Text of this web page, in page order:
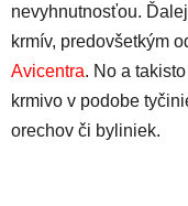
nevyhnutnosťou.
krmív, predovšetkým
Avicentra. No a
krmivo v podobe
orechov či byliniek.